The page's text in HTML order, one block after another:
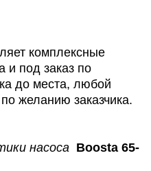
комплексные
и под заказ по
до места, любой
желанию заказчика.
насоса Boosta 65-